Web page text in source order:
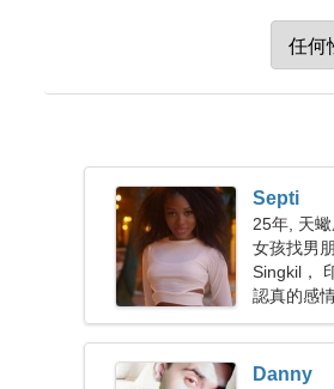
Septi
25年, 天蠍
女孩找男
Singkil，
認真的感
Danny